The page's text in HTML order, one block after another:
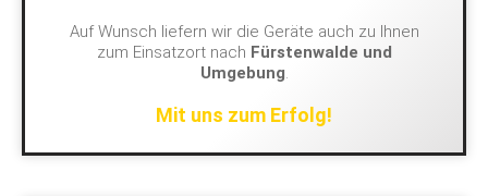
Auf Wunsch liefern wir die Geräte auch zu Ihnen
zum Einsatzort nach Fürstenwalde und
Umgebung.
Mit uns zum Erfolg!